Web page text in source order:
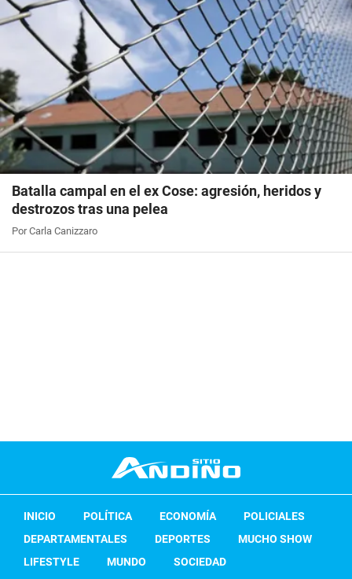
Batalla campal en el ex Cose: agresión, heridos y
destrozos tras una pelea
Por Carla Canizzaro
INICIO POLÍTICA ECONOMÍA
POLICIALES
DEPARTAMENTALES
DEPORTES
MUCHO SHOW
LIFESTYLE
MUNDO SOCIEDAD